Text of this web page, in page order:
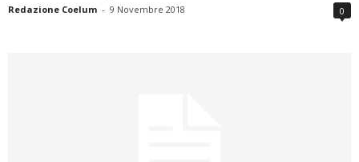
Redazione Coelum - 9 Novembre 2018 0